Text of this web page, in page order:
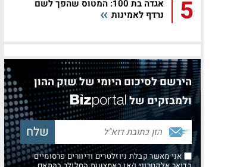
5
אגדה בת 100: המטוס שהפך לשם
נרדף לאמינות
הירשם לסיכום היומי של שוק ההון
ולמבזקים של
אני מאשר קבלת ניוזלטרים ודיוורים פרסומיים